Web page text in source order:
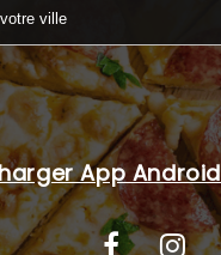
App Android